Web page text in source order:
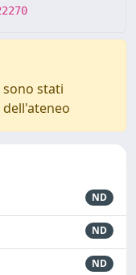
stati
ND
ND
ND